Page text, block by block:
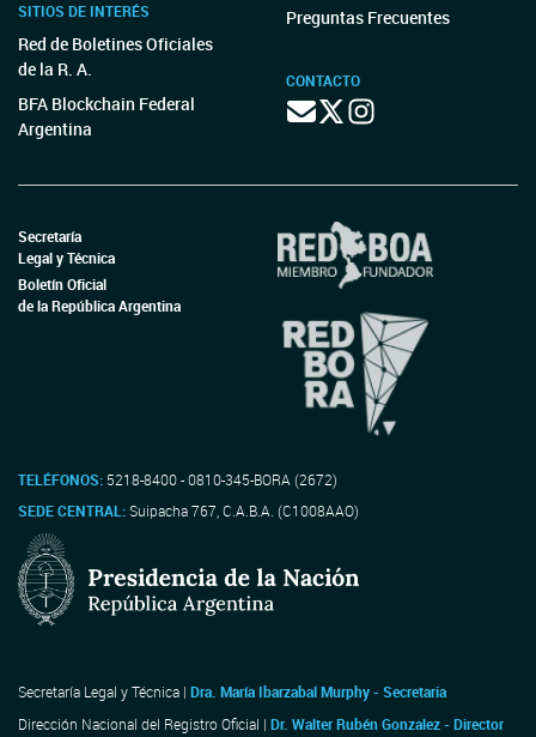
SITIOS DE INTERÉS
Red de Boletines Oficiales
de la R. A.
BFA Blockchain Federal
Argentina
Preguntas Frecuentes
CONTACTO
Secretaría
Legal y Técnica
Boletín Oficial
de la República Argentina
TELÉFONOS: 5218-8400 - 0810-345-BORA (2672)
SEDE CENTRAL:Suipacha 767, C.A.B.A. (C1008AAO)
Secretaría Legal y Técnica | Dra. María Ibarzabal Murphy - Secretaria
Dirección Nacional del Registro Oficial | Dr. Walter Rubén Gonzalez - Director